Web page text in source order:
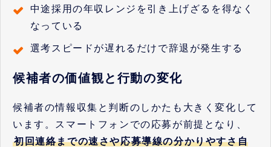
中途採用の年収レンジを引き上げざるを得なく
なっている
選考スピードが遅れるだけで辞退が発生する
候補者の価値観と行動の変化
候補者の情報収集と判断のしかたも大きく変化して
います。スマートフォンでの応募が前提となり、
初回連絡までの速さや応募導線の分かりやすさ自